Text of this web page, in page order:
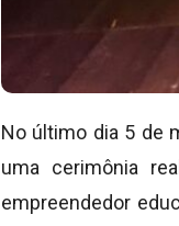
No último dia 5 de
uma cerimônia
empreendedor